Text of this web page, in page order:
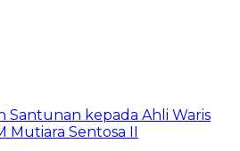
Santunan kepada Ahli Waris
Mutiara Sentosa II